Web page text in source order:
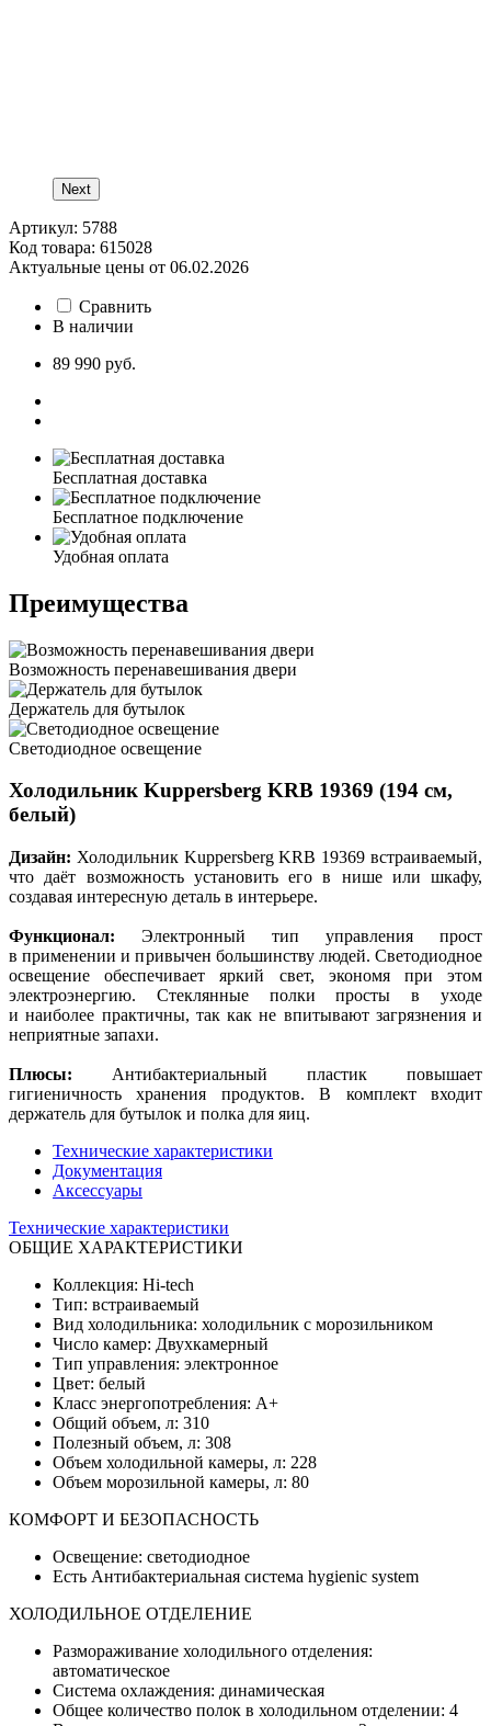
Next
Артикул: 5788
Код товара: 615028
Актуальные цены от 06.02.2026
Сравнить
В наличии
89 990 руб.
Бесплатная доставка
Бесплатное подключение
Удобная оплата
Преимущества
Возможность перенавешивания двери
Держатель для бутылок
Светодиодное освещение
Холодильник Kuppersberg KRB 19369 (194 см,
белый)
Дизайн: Холодильник Kuppersberg KRB 19369 встраиваемый,
что даёт возможность установить его в нише или шкафу,
создавая интересную деталь в интерьере.
Функционал: Электронный тип управления прост
в применении и привычен большинству людей. Светодиодное
освещение обеспечивает яркий свет, экономя при этом
электроэнергию. Стеклянные полки просты в уходе
и наиболее практичны, так как не впитывают загрязнения и
неприятные запахи.
Плюсы: Антибактериальный пластик повышает
гигиеничность хранения продуктов. В комплект входит
держатель для бутылок и полка для яиц.
Технические характеристики
Документация
Аксессуары
Технические характеристики
ОБЩИЕ ХАРАКТЕРИСТИКИ
Коллекция: Hi-tech
Тип: встраиваемый
Вид холодильника: холодильник с морозильником
Число камер: Двухкамерный
Тип управления: электронное
Цвет: белый
Класс энергопотребления: A+
Общий объем, л: 310
Полезный объем, л: 308
Объем холодильной камеры, л: 228
Объем морозильной камеры, л: 80
КОМФОРТ И БЕЗОПАСНОСТЬ
Освещение: светодиодное
Есть Антибактериальная система hygienic system
ХОЛОДИЛЬНОЕ ОТДЕЛЕНИЕ
Размораживание холодильного отделения:
автоматическое
Система охлаждения: динамическая
Общее количество полок в холодильном отделении: 4